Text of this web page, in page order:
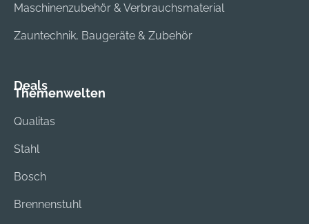
Maschinenzubehör & Verbrauchsmaterial
Zauntechnik, Baugeräte & Zubehör
Deals
Themenwelten
Qualitas
Stahl
Bosch
Brennenstuhl